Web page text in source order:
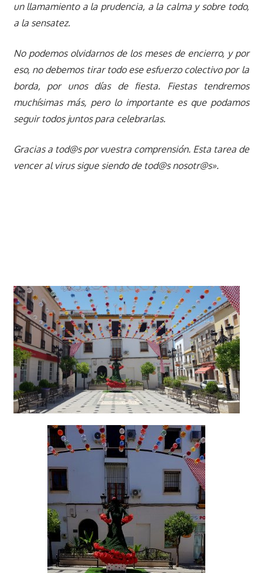
un llamamiento a la prudencia, a la calma y sobre todo,
a la sensatez.
No podemos olvidarnos de los meses de encierro, y por
eso, no debemos tirar todo ese esfuerzo colectivo por la
borda, por unos días de fiesta. Fiestas tendremos
muchísimas más, pero lo importante es que podamos
seguir todos juntos para celebrarlas.
Gracias a tod@s por vuestra comprensión. Esta tarea de
vencer al virus sigue siendo de tod@s nosotr@s».